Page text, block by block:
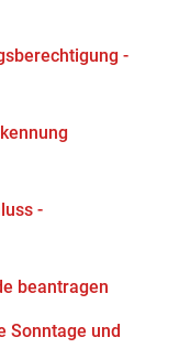
-
-
beantragen
Sonntage und